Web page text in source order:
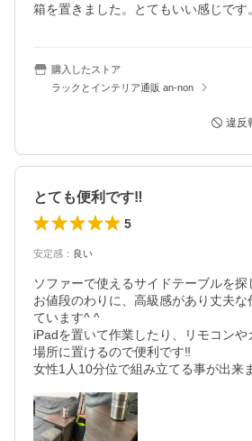
箱を置きました。とてもいい感じです。
購入したストア
ラックとインテリア通販 an-non
違反
とても便利です‼︎
5
安定感 ： 良い
ソファーで使えるサイドテーブルを探
お値段のわりに、高級感があり丈夫な
ています^ ^
iPadを置いて作業したり、リモコンや
場所に置けるので便利です‼︎
女性1人10分位で組み立てる事が出来